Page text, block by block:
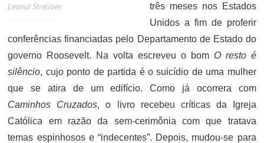
Leonid Streliaev
três meses nos Estados
Unidos a fim de proferir
conferências financiadas pelo Departamento de Estado do
governo Roosevelt. Na volta escreveu o bom O resto é
silêncio, cujo ponto de partida é o suicídio de uma mulher
que se atira de um edifício. Como já ocorrera com
Caminhos Cruzados, o livro recebeu críticas da Igreja
Católica em razão da sem-cerimônia com que tratava
temas espinhosos e “indecentes”. Depois, mudou-se para